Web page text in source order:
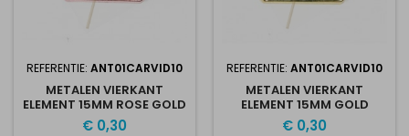
REFERENTIE: ANT01CARVID10
METALEN VIERKANT
ELEMENT 15MM ROSE GOLD
PLATED
€ 0,30
REFERENTIE: ANT01CARVID10
METALEN VIERKANT
ELEMENT 15MM GOLD
PLATED
€ 0,30